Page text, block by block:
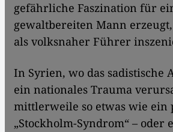
gefährliche Faszination für
gewaltbereiten Mann
als volksnaher Führer
In Syrien, wo das sadistische
ein nationales Trauma
mittlerweile so etwas wie ein
„Stockholm-Syndrom“ – oder